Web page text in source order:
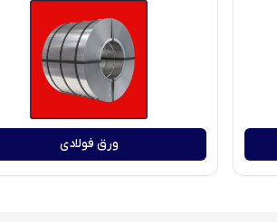
ورق فولادی